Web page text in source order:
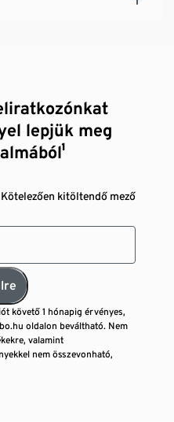
lepjük meg
kitöltendő mező
követő 1 hónapig érvényes,
oldalon beváltható. Nem
valamint
nem összevonható,